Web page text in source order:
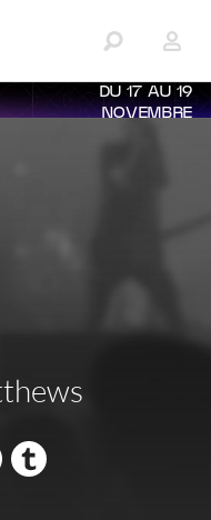
DU 17 AU 19
NOVEMBRE